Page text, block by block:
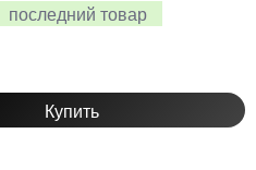
последний товар
Купить